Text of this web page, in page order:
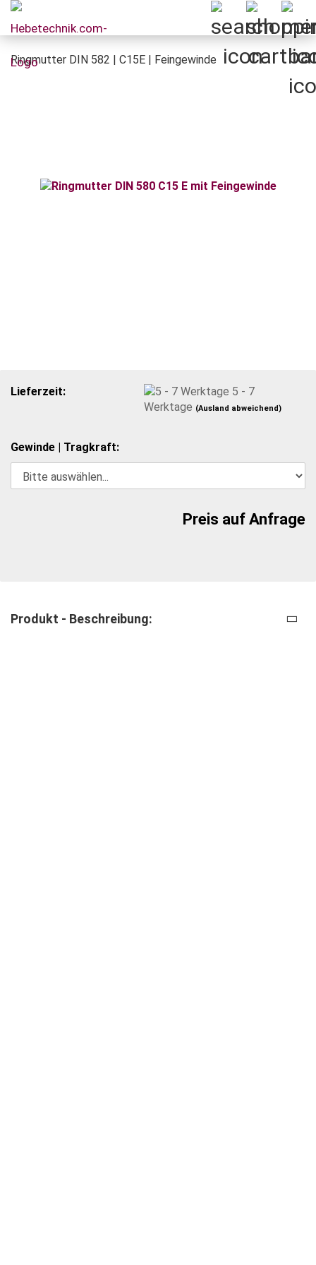
Ringmutter DIN 582 | C15E | Feingewinde
Lieferzeit:
5 - 7
Werktage (Ausland abweichend)
Gewinde | Tragkraft:
Preis auf Anfrage
Produkt - Beschreibung: